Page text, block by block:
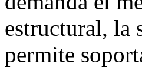
estructural, la
permite